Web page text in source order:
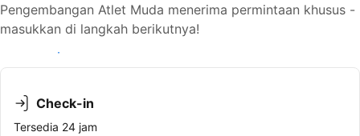
Pengembangan Atlet Muda menerima permintaan khusus -
masukkan di langkah berikutnya!
Lihat ketersediaan
Check-in
Tersedia 24 jam